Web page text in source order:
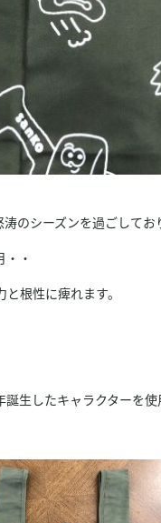
のシーズンを過ごしてお
・
根性に痺れます。
生したキャラクターを使